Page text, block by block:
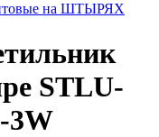
на ШТЫРЯХ
STLU-
3W